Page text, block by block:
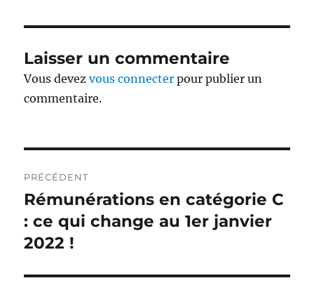
Laisser un commentaire
Vous devezvous connecter pour publier un
commentaire.
de
l’article
PRÉCÉDENT
Publication
précédente :
Rémunérations en catégorie C
: ce qui change au 1er janvier
2022 !